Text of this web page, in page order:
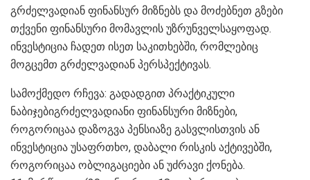
გრძელვადიან ფინანსურ მიზნებს და მოძებნეთ გზები
თქვენი ფინანსური მომავლის უზრუნველსაყოფად.
ინვესტიცია ჩადეთ ისეთ საკითხებში, რომლებიც
მოგცემთ გრძელვადიან პერსპექტივას.
სამოქმედო რჩევა: გადადგით პრაქტიკული
ნაბიჯებიგრძელვადიანი ფინანსური მიზნები,
როგორიცაა დაზოგვა პენსიაზე გასვლისთვის ან
ინვესტიცია უსაფრთხო, დაბალი რისკის აქტივებში,
როგორიცაა ობლიგაციები ან უძრავი ქონება.